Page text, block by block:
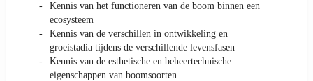
Kennis van het functioneren van de boom binnen een
ecosysteem
Kennis van de verschillen in ontwikkeling en
groeistadia tijdens de verschillende levensfasen
Kennis van de esthetische en beheertechnische
eigenschappen van boomsoorten